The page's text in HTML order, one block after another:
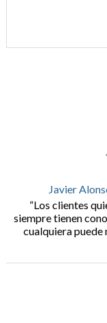
Javier
Los clientes
siempre tienen
cualquiera puede